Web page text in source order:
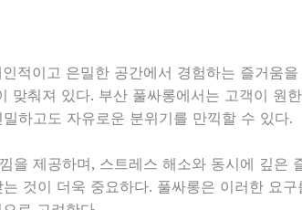
적이고 은밀한 공간에서 경험하는 즐거움
춰져 있다. 부산 풀싸롱에서는 고객이 원
하고도 자유로운 분위기를 만끽할 수 있다.
을 제공하며, 스트레스 해소와 동시에 깊은
것이 더욱 중요하다. 풀싸롱은 이러한 요